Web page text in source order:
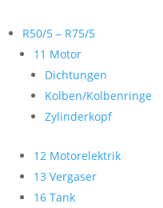
R50/5 – R75/5
11 Motor
Dichtungen
Kolben/Kolbenringe
Zylinderkopf
12 Motorelektrik
13 Vergaser
16 Tank